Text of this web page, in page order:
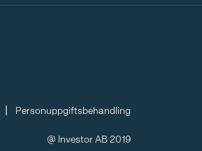
Personuppgiftsbehandling
@ Investor AB 2019